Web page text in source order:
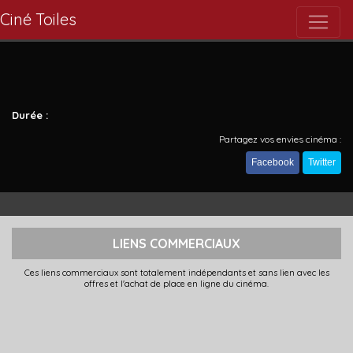
Ciné Toiles
Durée :
Partagez vos envies cinéma :
Facebook Twitter
LIENS COMMERCIAUX
Ces liens commerciaux sont totalement indépendants et sans lien avec les
offres et l'achat de place en ligne du cinéma.